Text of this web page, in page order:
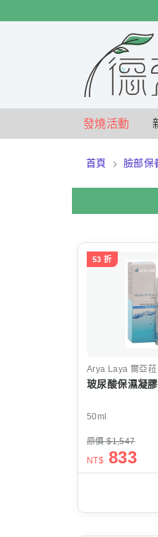
時 特
發燒活動
首頁 臉部保
53 折
Arya Laya 爾亞菈
玻尿酸保濕凝膠
50ml
原價 $1,547
NT$ 833